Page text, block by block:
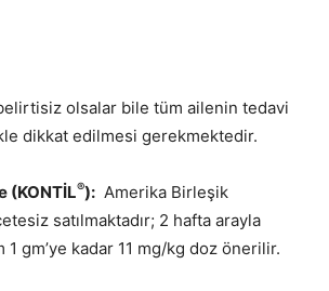
olsalar bile tüm ailenin tedavi
dikkat edilmesi gerekmektedir.
(KONTİL®): Amerika Birleşik
satılmaktadır; 2 hafta arayla
gm’ye kadar 11 mg/kg doz önerilir.